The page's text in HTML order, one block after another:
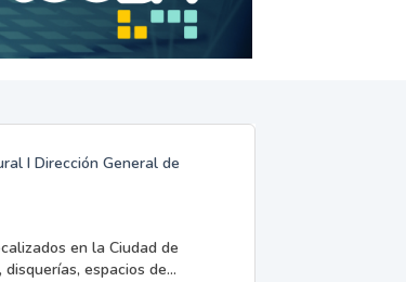
I Dirección General de
en la Ciudad de
espacios de...